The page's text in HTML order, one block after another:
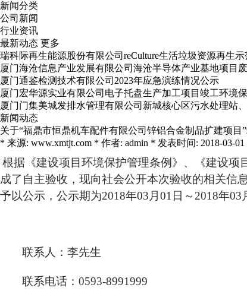
新闻分类
公司新闻
行业资讯
最新动态 更多
瑞科际再生能源股份有限公司reCulture生活垃圾资源再生
厦门海沧信息产业发展有限公司海沧半导体产业基地项目
厦门通鉴检测技术有限公司2023年应急演练情况公示
厦门宏华源实业有限公司电子托盘生产加工项目竣工环境
厦门门集美城发排水管理有限公司新城核心区污水处理站
新闻动态
关于“福鼎市恒鼎机车配件有限公司锌铝合金制品扩建项目
* 来源: www.xmtjt.com * 作者: admin * 发表时间: 2018-03-01
根据《建设项目环境保护管理条例》、《建设
成了自主验收，现向社会公开本次验收的相关信
予以公示，公示期为2018年03 月 01 日～ 2018年03
联系人：李先生
联系电话： 0593-8991999